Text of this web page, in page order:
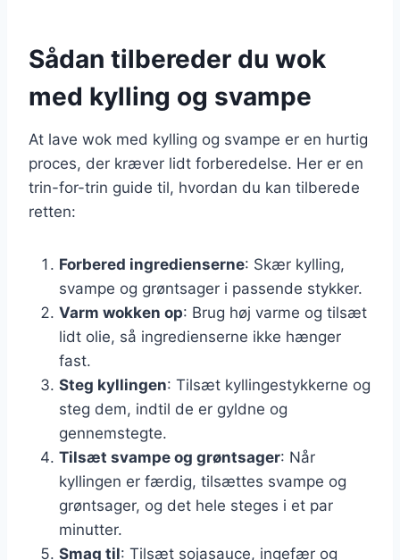
Sådan tilbereder du wok
med kylling og svampe
At lave wok med kylling og svampe er en hurtig
proces, der kræver lidt forberedelse. Her er en
trin-for-trin guide til, hvordan du kan tilberede
retten:
Forbered ingredienserne: Skær kylling,
svampe og grøntsager i passende stykker.
Varm wokken op: Brug høj varme og tilsæt
lidt olie, så ingredienserne ikke hænger
fast.
Steg kyllingen: Tilsæt kyllingestykkerne og
steg dem, indtil de er gyldne og
gennemstegte.
Tilsæt svampe og grøntsager: Når
kyllingen er færdig, tilsættes svampe og
grøntsager, og det hele steges i et par
minutter.
Smag til: Tilsæt sojasauce, ingefær og